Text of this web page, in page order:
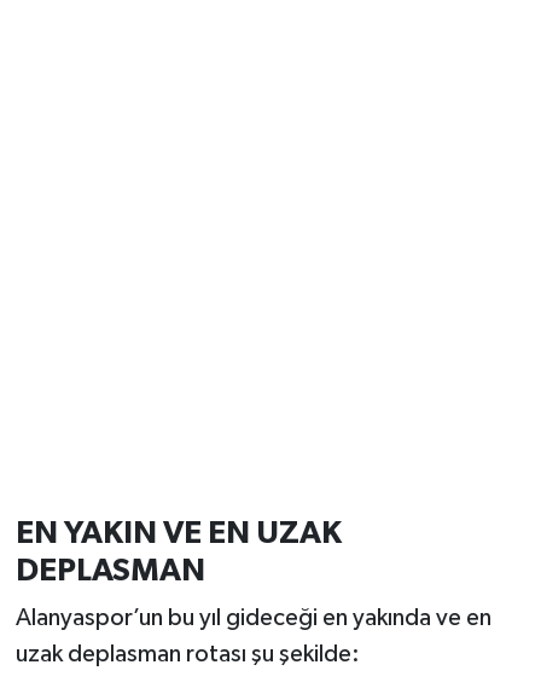
EN YAKIN VE EN UZAK
DEPLASMAN
Alanyaspor’un bu yıl gideceği en yakında ve en
uzak deplasman rotası şu şekilde: